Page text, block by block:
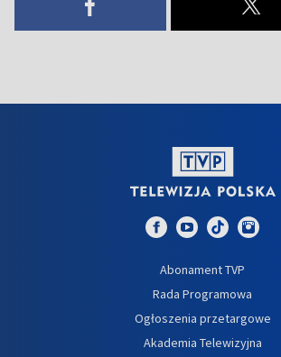
Abonament TVP
Rada Programowa
Ogłoszenia przetargowe
Akademia Telewizyjna